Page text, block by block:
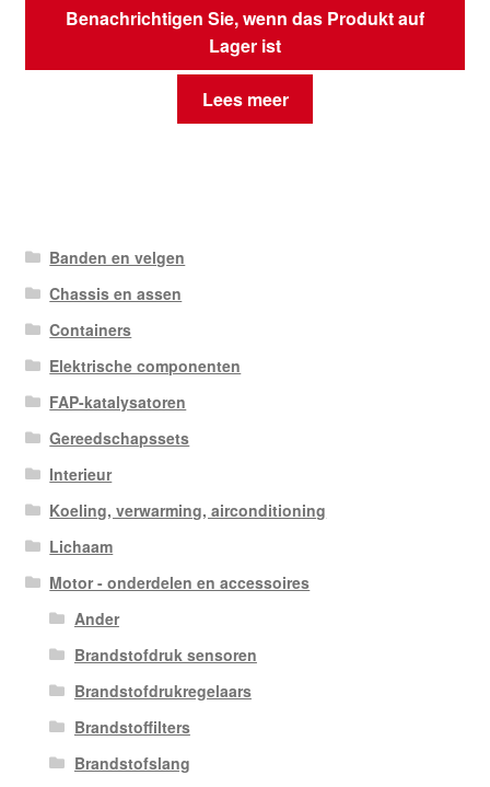
Benachrichtigen Sie, wenn das Produkt auf
Lager ist
Lees meer
Banden en velgen
Chassis en assen
Containers
Elektrische componenten
FAP-katalysatoren
Gereedschapssets
Interieur
Koeling, verwarming, airconditioning
Lichaam
Motor - onderdelen en accessoires
Ander
Brandstofdruk sensoren
Brandstofdrukregelaars
Brandstoffilters
Brandstofslang